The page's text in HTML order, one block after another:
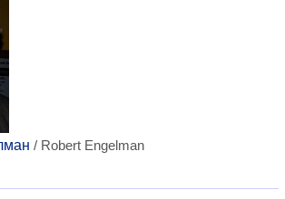
/ Robert Engelman